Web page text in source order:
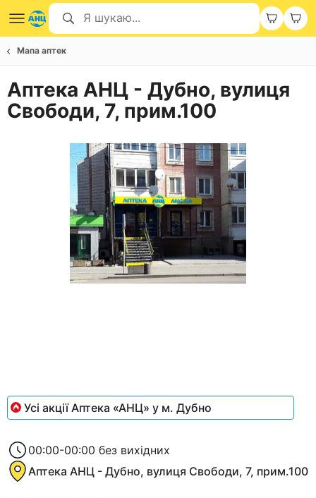
Мапа аптек
Аптека АНЦ - Дубно, вулиця
Свободи, 7, прим.100
Усі акції Аптека «АНЦ» у м. Дубно
00:00-00:00 без вихідних
Аптека АНЦ - Дубно, вулиця Свободи, 7, прим.100